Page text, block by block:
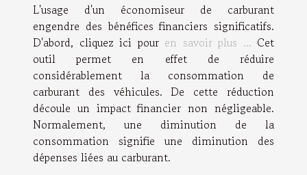
L'usage d'un économiseur de carburant
engendre des bénéfices financiers significatifs.
D'abord, cliquez ici pour en savoir plus ... Cet
outil permet en effet de réduire
considérablement la consommation de
carburant des véhicules. De cette réduction
découle un impact financier non négligeable.
Normalement, une diminution de la
consommation signifie une diminution des
dépenses liées au carburant.